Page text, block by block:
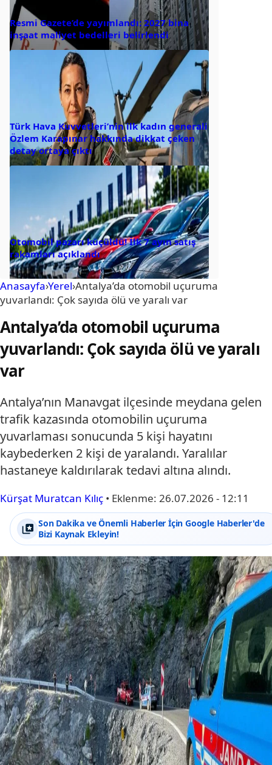
Resmi Gazete’de yayımlandı: 2027 bina
inşaat maliyet bedelleri belirlendi
Türk Hava Kuvvetleri’nin ilk kadın generali
Özlem Karapınar hakkında dikkat çeken
detay ortaya çıktı
Otomobil pazarı küçüldü! İlk 7 ayın satış
rakamları açıklandı
Anasayfa›Yerel›Antalya’da otomobil uçuruma
yuvarlandı: Çok sayıda ölü ve yaralı var
Antalya’da otomobil uçuruma
yuvarlandı: Çok sayıda ölü ve yaralı
var
Antalya’nın Manavgat ilçesinde meydana gelen
trafik kazasında otomobilin uçuruma
yuvarlaması sonucunda 5 kişi hayatını
kaybederken 2 kişi de yaralandı. Yaralılar
hastaneye kaldırılarak tedavi altına alındı.
Kürşat Muratcan Kılıç • Eklenme: 26.07.2026 - 12:11
Son Dakika ve Önemli Haberler İçin Google Haberler'de
Bizi Kaynak Ekleyin!